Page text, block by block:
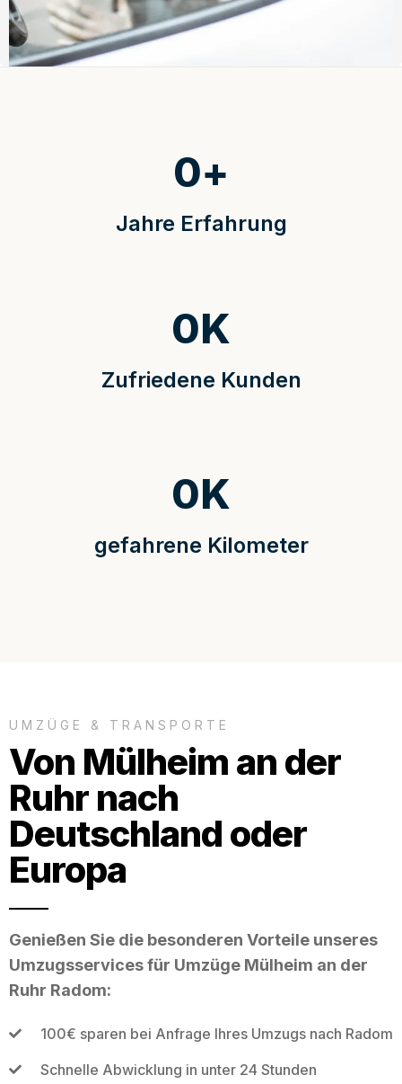
Jahre Erfahrung
0+
Zufriedene Kunden
0K
gefahrene Kilometer
0K
UMZÜGE & TRANSPORTE
Von Mülheim an der
Ruhr nach
Deutschland oder
Europa
Genießen Sie die besonderen Vorteile unseres
Umzugsservices für Umzüge Mülheim an der
Ruhr Radom:
100€ sparen bei Anfrage Ihres Umzugs nach Radom
Schnelle Abwicklung in unter 24 Stunden